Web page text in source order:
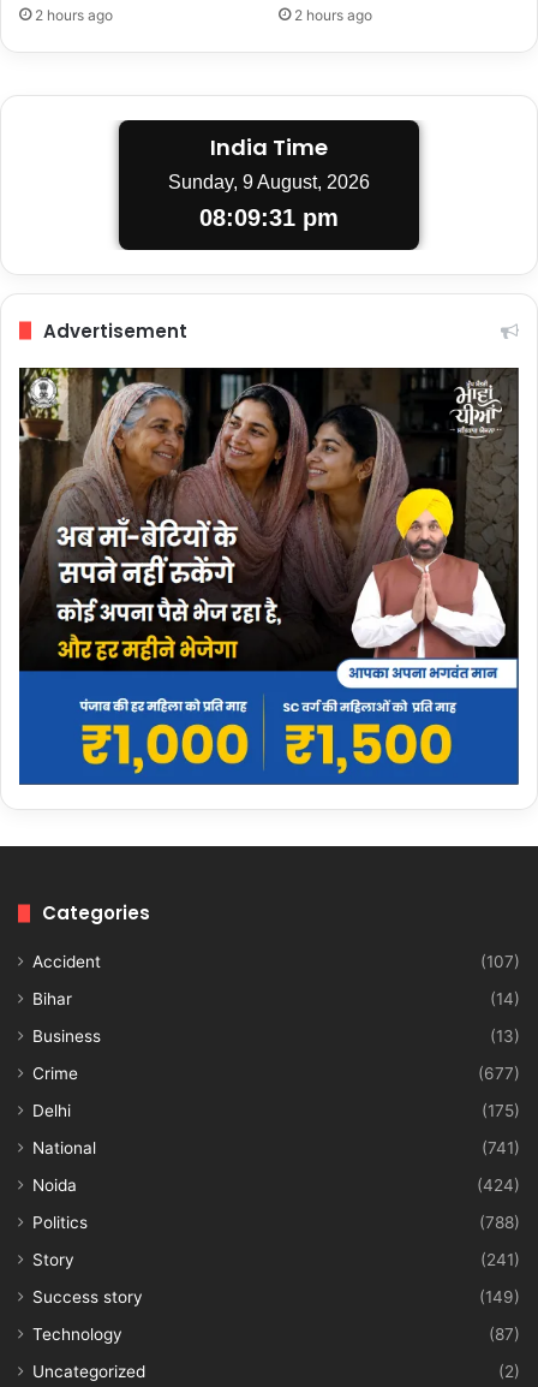
2 hours ago 2 hours ago
India Time
Sunday, 9 August, 2026
08:09:31 pm
Advertisement
Categories
Accident
(107)
Bihar
(14)
Business
(13)
Crime
(677)
Delhi
(175)
National
(741)
Noida
(424)
Politics
(788)
Story
(241)
Success story
(149)
Technology
(87)
Uncategorized
(2)